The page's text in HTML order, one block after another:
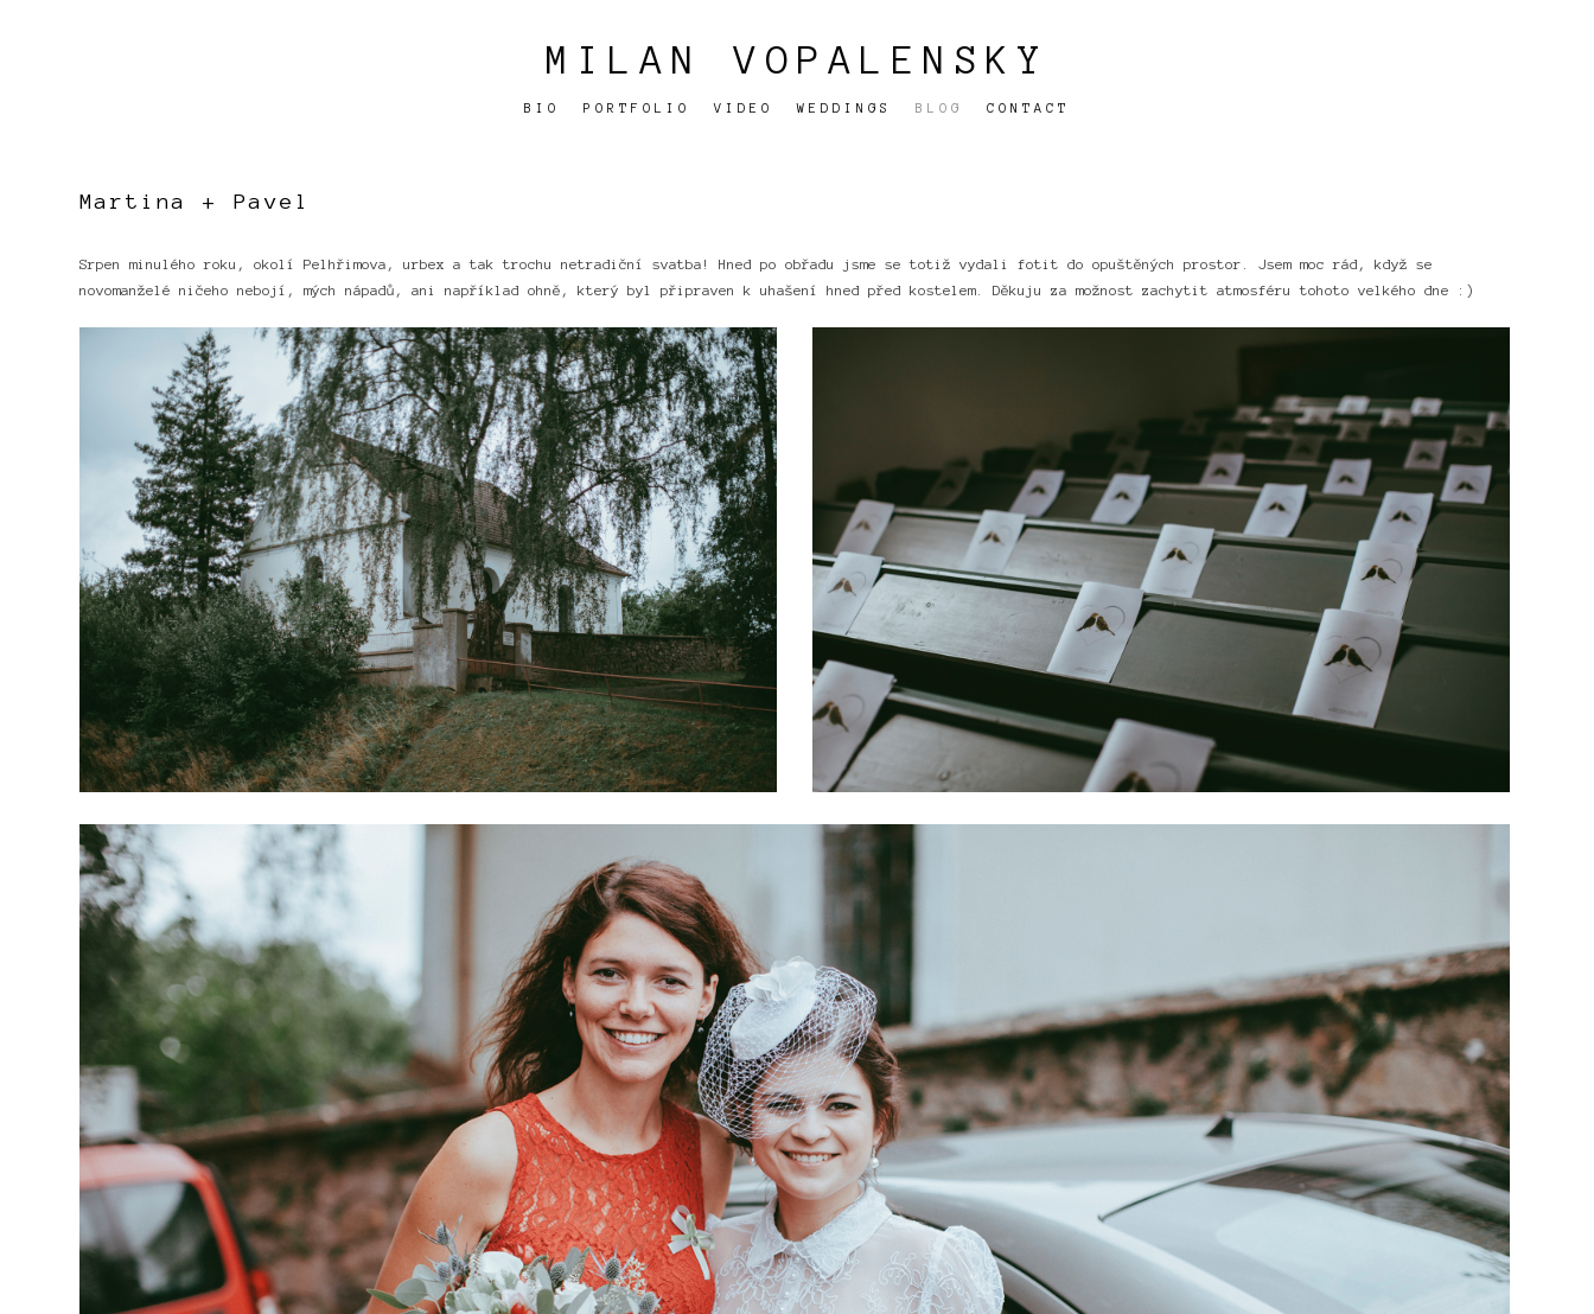
MILAN VOPALENSKY
BIO PORTFOLIO VIDEO WEDDINGS BLOG CONTACT
Martina + Pavel
Srpen minulého roku, okolí Pelhřimova, urbex a tak trochu netradiční svatba! Hned po obřadu jsme se totiž vydali fotit do opuštěných prostor. Jsem moc rád, když se
novomanželé ničeho nebojí, mých nápadů, ani například ohně, který byl připraven k uhašení hned před kostelem. Děkuju za možnost zachytit atmosféru tohoto velkého dne :)